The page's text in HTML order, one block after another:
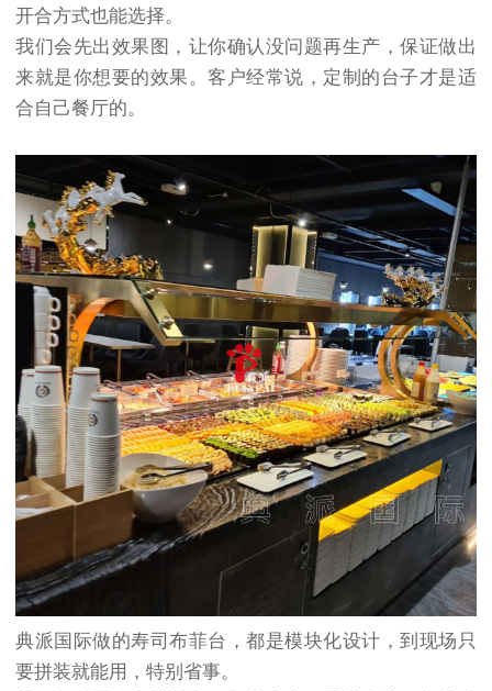
开合方式也能选择。
我们会先出效果图，让你确认没问题再生产，保证做出
来就是你想要的效果。客户经常说，定制的台子才是适
合自己餐厅的。
典派国际做的寿司布菲台，都是模块化设计，到现场只
要拼装就能用，特别省事。